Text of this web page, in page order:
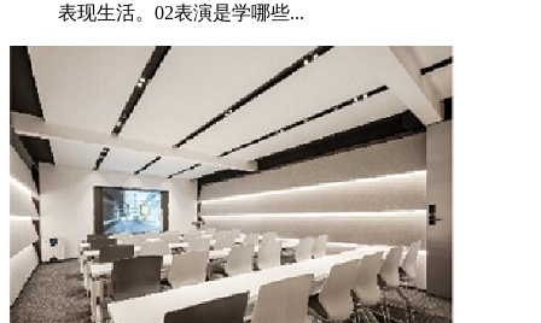
表现生活。02表演是学哪些...